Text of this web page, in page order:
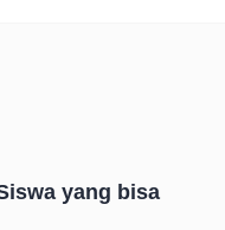
yang bisa